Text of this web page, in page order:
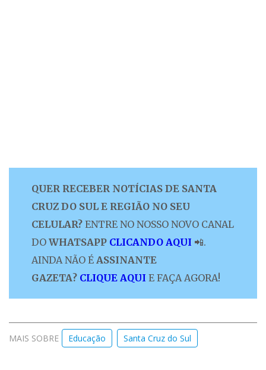
QUER RECEBER NOTÍCIAS DE SANTA
CRUZ DO SUL E REGIÃO NO SEU
CELULAR? ENTRE NO NOSSO NOVO CANAL
DO WHATSAPP CLICANDO AQUI 📲.
AINDA NÃO É ASSINANTE
GAZETA? CLIQUE AQUI E FAÇA AGORA!
MAIS SOBRE Educação Santa Cruz do Sul